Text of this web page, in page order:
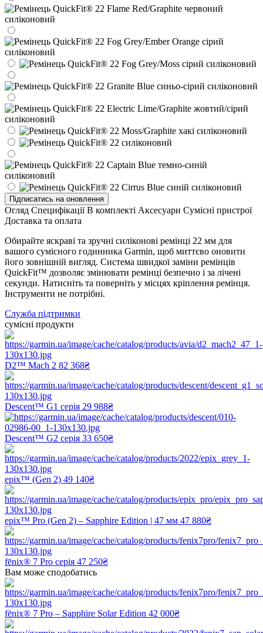
Підписатись на оновлення
Огляд Специфікації В комплекті Аксесуари Сумісні пристрої
Доставка та оплата
Обирайте яскраві та зручні силіконові ремінці 22 мм для
вашого сумісного годинника Garmin, щоб миттєво оновити
його зовнішній вигляд. Система швидкої заміни ремінців
QuickFit™ дозволяє змінювати ремінці безпечно і за лічені
секунди. Натисніть та поверніть у місцях кріплення ремінця.
Інструменти не потрібні.
Служба підтримки
сумісні продукти
D2™ Mach 2 82 368₴
Descent™ G1 серія 29 988₴
Descent™ G2 серія 33 650₴
epix™ (Gen 2) 49 140₴
epix™ Pro (Gen 2) – Sapphire Edition | 47 мм 47 880₴
fēnix® 7 Pro серія 47 250₴
Вам може сподобатись
fēnix® 7 Pro – Sapphire Solar Edition 42 000₴